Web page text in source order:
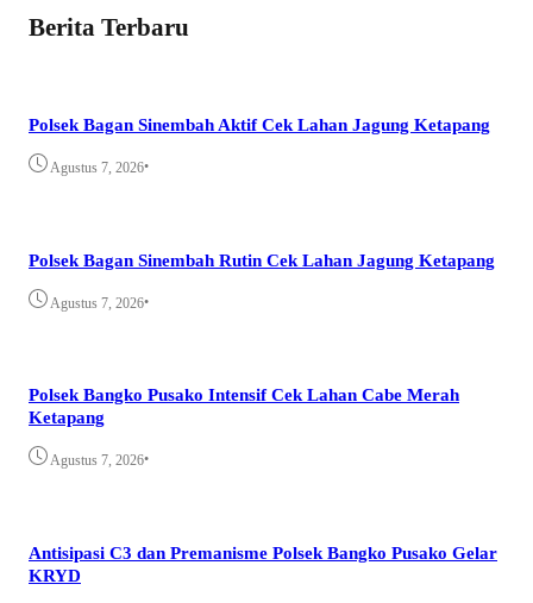
Berita Terbaru
Polsek Bagan Sinembah Aktif Cek Lahan Jagung Ketapang
Agustus 7, 2026•
Polsek Bagan Sinembah Rutin Cek Lahan Jagung Ketapang
Agustus 7, 2026•
Polsek Bangko Pusako Intensif Cek Lahan Cabe Merah
Ketapang
Agustus 7, 2026•
Antisipasi C3 dan Premanisme Polsek Bangko Pusako Gelar
KRYD